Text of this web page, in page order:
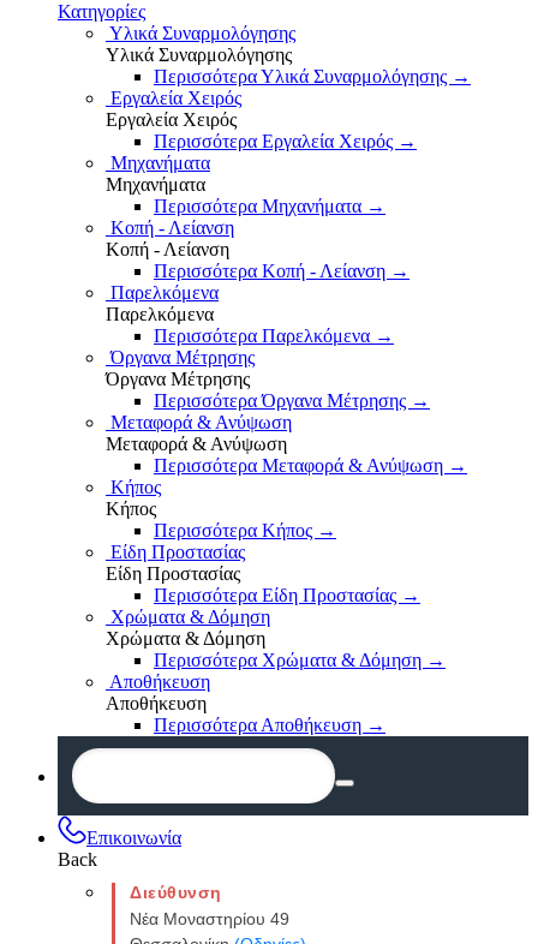
Κατηγορίες
Υλικά Συναρμολόγησης
Υλικά Συναρμολόγησης
Περισσότερα Υλικά Συναρμολόγησης →
Εργαλεία Χειρός
Εργαλεία Χειρός
Περισσότερα Εργαλεία Χειρός →
Μηχανήματα
Μηχανήματα
Περισσότερα Μηχανήματα →
Κοπή - Λείανση
Κοπή - Λείανση
Περισσότερα Κοπή - Λείανση →
Παρελκόμενα
Παρελκόμενα
Περισσότερα Παρελκόμενα →
Όργανα Μέτρησης
Όργανα Μέτρησης
Περισσότερα Όργανα Μέτρησης →
Μεταφορά & Ανύψωση
Μεταφορά & Ανύψωση
Περισσότερα Μεταφορά & Ανύψωση →
Κήπος
Κήπος
Περισσότερα Κήπος →
Είδη Προστασίας
Είδη Προστασίας
Περισσότερα Είδη Προστασίας →
Χρώματα & Δόμηση
Χρώματα & Δόμηση
Περισσότερα Χρώματα & Δόμηση →
Αποθήκευση
Αποθήκευση
Περισσότερα Αποθήκευση →
Επικοινωνία
Back
Διεύθυνση
Νέα Μοναστηρίου 49